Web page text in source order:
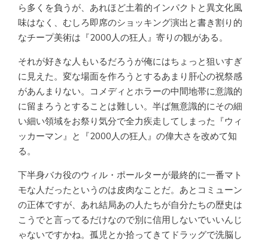
ら多くを負うが、あれほど土着的インパクトと異文化風
味はなく、むしろ即席のショッキング演出と書き割り的
なチープ美術は『2000人の狂人』寄りの観がある。
それが好きな人もいるだろうが俺にはちょっと狙いすぎ
に見えた。変な場面を作ろうとするあまり肝心の祝祭感
があんまりない。コメディとホラーの中間地帯に意識的
に留まろうとすることは難しい。半ば無意識的にその細
い細い領域をお祭り気分で全力疾走してしまった『ウィ
ッカーマン』と『2000人の狂人』の偉大さを改めて知
る。
下半身バカ役のウィル・ポールターが最終的に一番マト
モな人だったというのは皮肉なことだ。あとコミューン
の正体ですが、あれ結局あの人たちが自分たちの歴史は
こうでと言ってるだけなので別に信用しないでいいんじ
ゃないですかね。孤児とか拾ってきてドラッグで洗脳し